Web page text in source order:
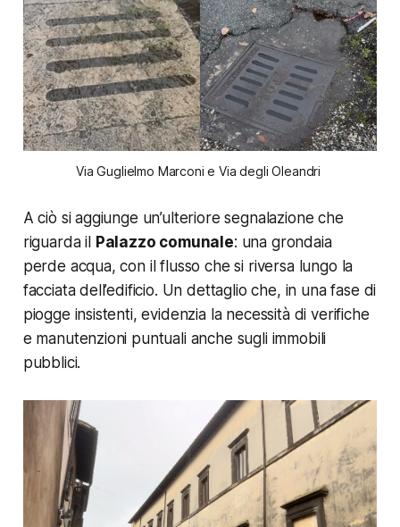
Via Guglielmo Marconi e Via degli Oleandri
A ciò si aggiunge un’ulteriore segnalazione che
riguarda il Palazzo comunale: una grondaia
perde acqua, con il flusso che si riversa lungo la
facciata dell’edificio. Un dettaglio che, in una fase di
piogge insistenti, evidenzia la necessità di verifiche
e manutenzioni puntuali anche sugli immobili
pubblici.